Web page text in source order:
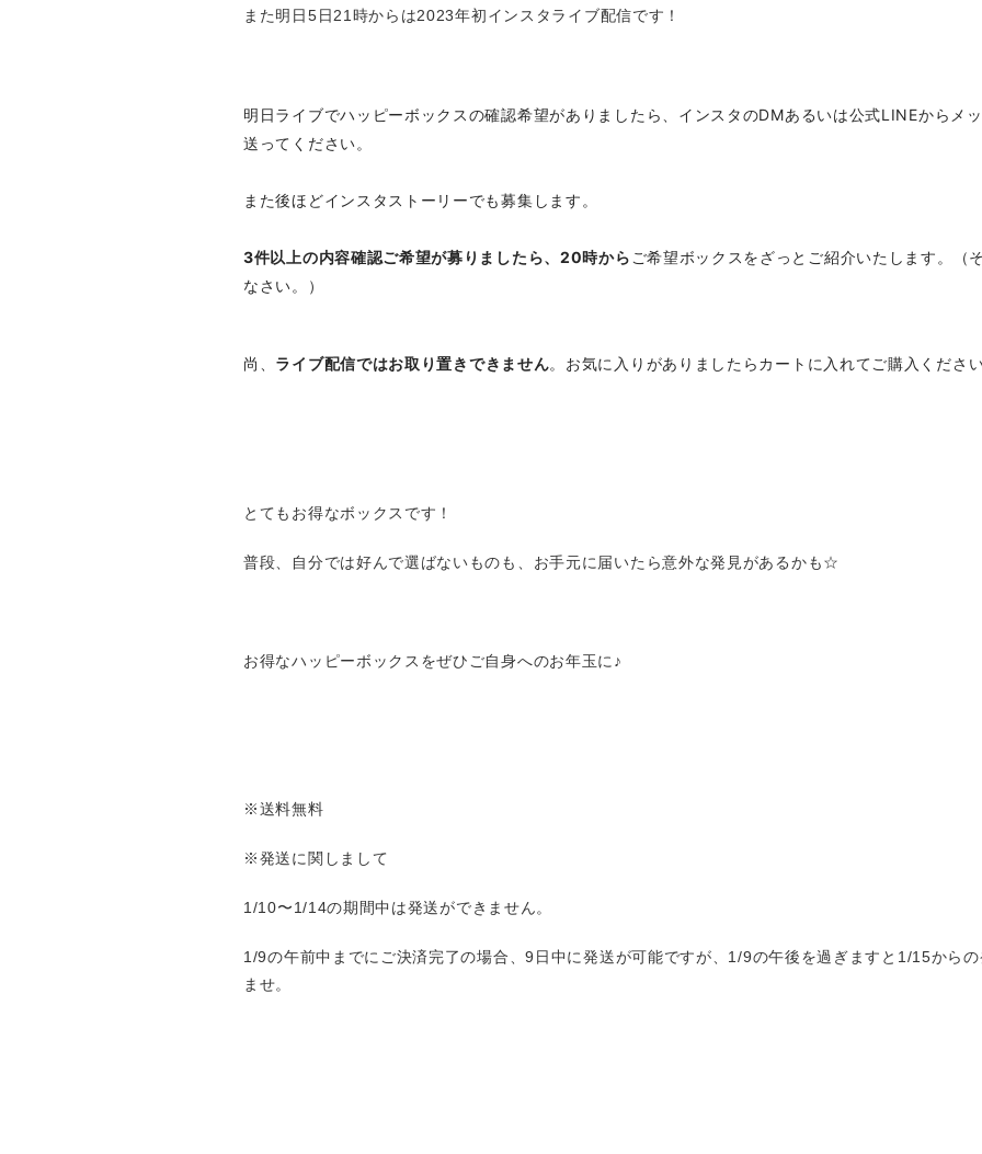
また明日5日21時からは2023年初インスタライブ配信です！
明日ライブでハッピーボックスの確認希望がありましたら、インスタのDMあるいは公式LINEからメ
送ってください。
また後ほどインスタストーリーでも募集します。
3件以上の内容確認ご希望が募りましたら、20時から ご希望ボックスをざっとご紹介いたします。
なさい。）
尚、 ライブ配信ではお取り置きできません。お気に入りがありましたらカートに入れてご購入ください
とてもお得なボックスです！
普段、自分では好んで選ばないものも、お手元に届いたら意外な発見があるかも☆
お得なハッピーボックスをぜひご自身へのお年玉に♪
※送料無料
※発送に関しまして
1/10〜1/14の期間中は発送ができません。
1/9の午前中までにご決済完了の場合、9日中に発送が可能ですが、1/9の午後を過ぎますと1/15から
ませ。